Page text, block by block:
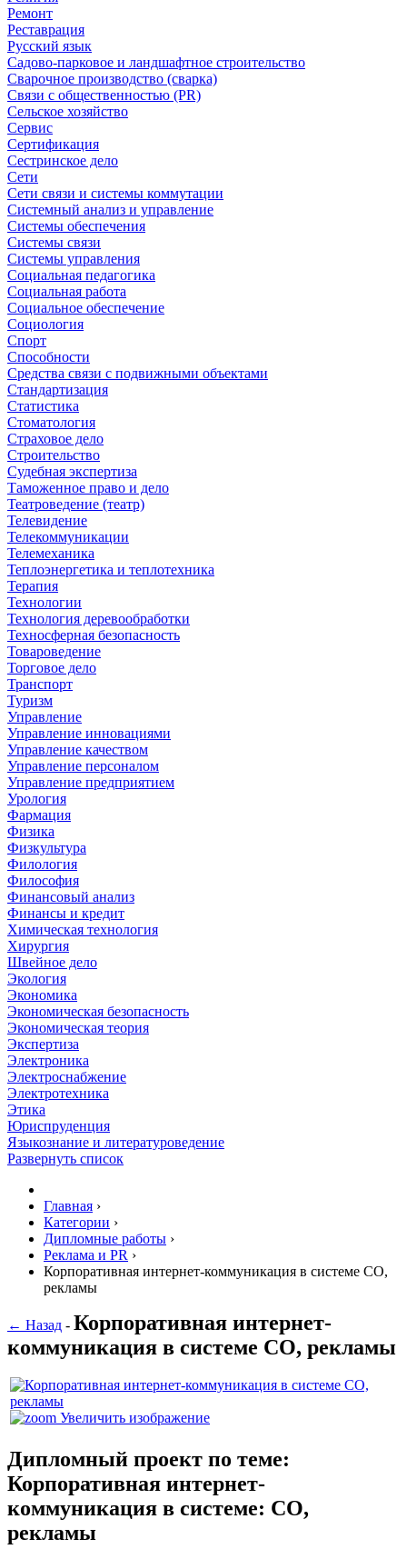
Ремонт
Реставрация
Русский язык
Садово-парковое и ландшафтное строительство
Сварочное производство (сварка)
Связи с общественностью (PR)
Сельское хозяйство
Сервис
Сертификация
Сестринское дело
Сети
Сети связи и системы коммутации
Системный анализ и управление
Системы обеспечения
Системы связи
Системы управления
Социальная педагогика
Социальная работа
Социальное обеспечение
Социология
Спорт
Способности
Средства связи с подвижными объектами
Стандартизация
Статистика
Стоматология
Страховое дело
Строительство
Судебная экспертиза
Таможенное право и дело
Театроведение (театр)
Телевидение
Телекоммуникации
Телемеханика
Теплоэнергетика и теплотехника
Терапия
Технологии
Технология деревообработки
Техносферная безопасность
Товароведение
Торговое дело
Транспорт
Туризм
Управление
Управление инновациями
Управление качеством
Управление персоналом
Управление предприятием
Урология
Фармация
Физика
Физкультура
Филология
Философия
Финансовый анализ
Финансы и кредит
Химическая технология
Хирургия
Швейное дело
Экология
Экономика
Экономическая безопасность
Экономическая теория
Экспертиза
Электроника
Электроснабжение
Электротехника
Этика
Юриспруденция
Языкознание и литературоведение
Развернуть список
Главная ›
Категории ›
Дипломные работы ›
Реклама и PR ›
Корпоративная интернет-коммуникация в системе СО,
рекламы
← Назад - Корпоративная интернет-
коммуникация в системе СО, рекламы
Увеличить изображение
Дипломный проект по теме:
Корпоративная интернет-
коммуникация в системе: СО,
рекламы